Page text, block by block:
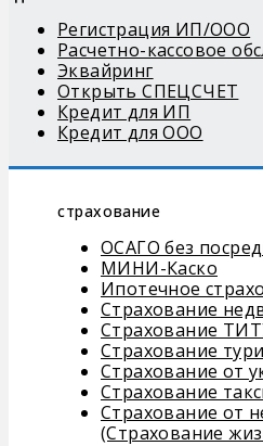
Регистрация ИП/ООО
Расчетно-кассовое
Эквайринг
Открыть СПЕЦСЧЕТ
Кредит для ИП
Кредит для ООО
страхование
ОСАГО без
МИНИ-Каско
Ипотечное
Страхование
Страхование
Страхование
Страхование от
Страхование
Страхование от
(Страхование